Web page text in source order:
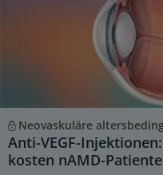
Neovaskuläre
Anti-VEGF-
kosten nAMD-